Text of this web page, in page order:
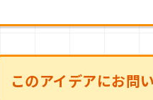
このアイデアにお問